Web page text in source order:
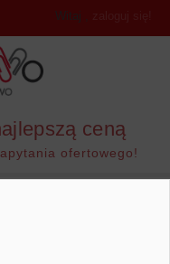
ceną
ofertowego!
Witaj ,